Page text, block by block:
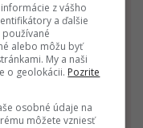
Ryby
20.2. - 20.3.
z vášho
a ďalšie
alebo môžu byť
My a naši
o geolokácii. Pozrite
osobné údaje na
môžete vzniesť